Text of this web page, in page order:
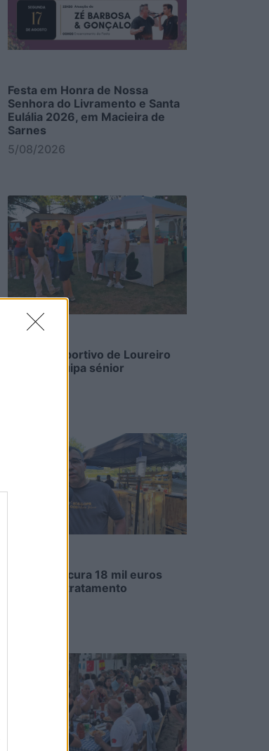
Festa em Honra de Nossa
Senhora do Livramento e Santa
Eulália 2026, em Macieira de
Sarnes
5/08/2026
Clube Desportivo de Loureiro
estreia equipa sénior
Família procura 18 mil euros
para novo tratamento